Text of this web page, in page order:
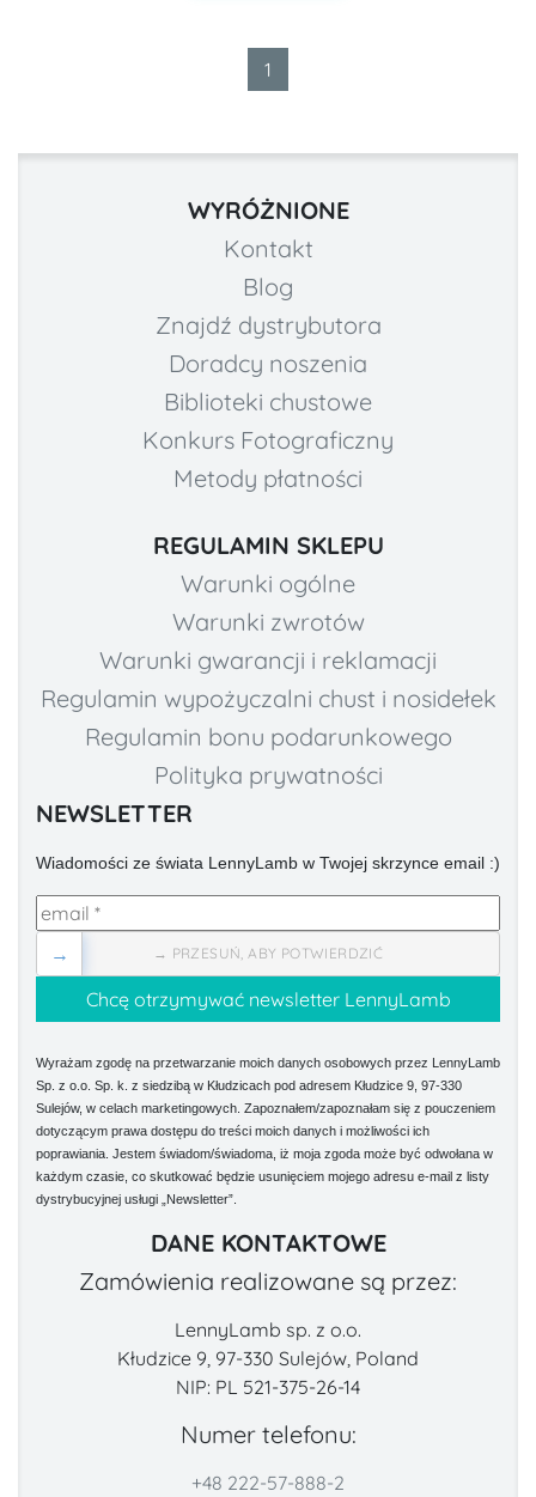
1
WYRÓŻNIONE
Kontakt
Blog
Znajdź dystrybutora
Doradcy noszenia
Biblioteki chustowe
Konkurs Fotograficzny
Metody płatności
REGULAMIN SKLEPU
Warunki ogólne
Warunki zwrotów
Warunki gwarancji i reklamacji
Regulamin wypożyczalni chust i nosidełek
Regulamin bonu podarunkowego
Polityka prywatności
NEWSLETTER
Wiadomości ze świata LennyLamb w Twojej skrzynce email :)
→ PRZESUŃ, ABY POTWIERDZIĆ
→
Wyrażam zgodę na przetwarzanie moich danych osobowych przez LennyLamb
Sp. z o.o. Sp. k. z siedzibą w Kłudzicach pod adresem Kłudzice 9, 97-330
Sulejów, w celach marketingowych. Zapoznałem/zapoznałam się z pouczeniem
dotyczącym prawa dostępu do treści moich danych i możliwości ich
poprawiania. Jestem świadom/świadoma, iż moja zgoda może być odwołana w
każdym czasie, co skutkować będzie usunięciem mojego adresu e-mail z listy
dystrybucyjnej usługi „Newsletter”.
DANE KONTAKTOWE
Zamówienia realizowane są przez:
LennyLamb sp. z o.o.
Kłudzice 9, 97-330 Sulejów, Poland
NIP: PL 521-375-26-14
Numer telefonu:
+48 222-57-888-2